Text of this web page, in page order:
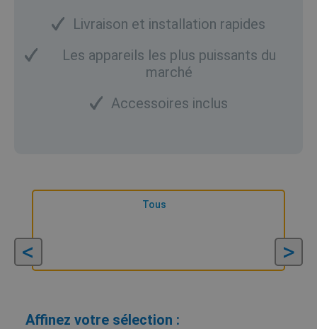
Livraison et installation rapides
Les appareils les plus puissants du
marché
Accessoires inclus
Tous
< >
Affinez votre sélection :